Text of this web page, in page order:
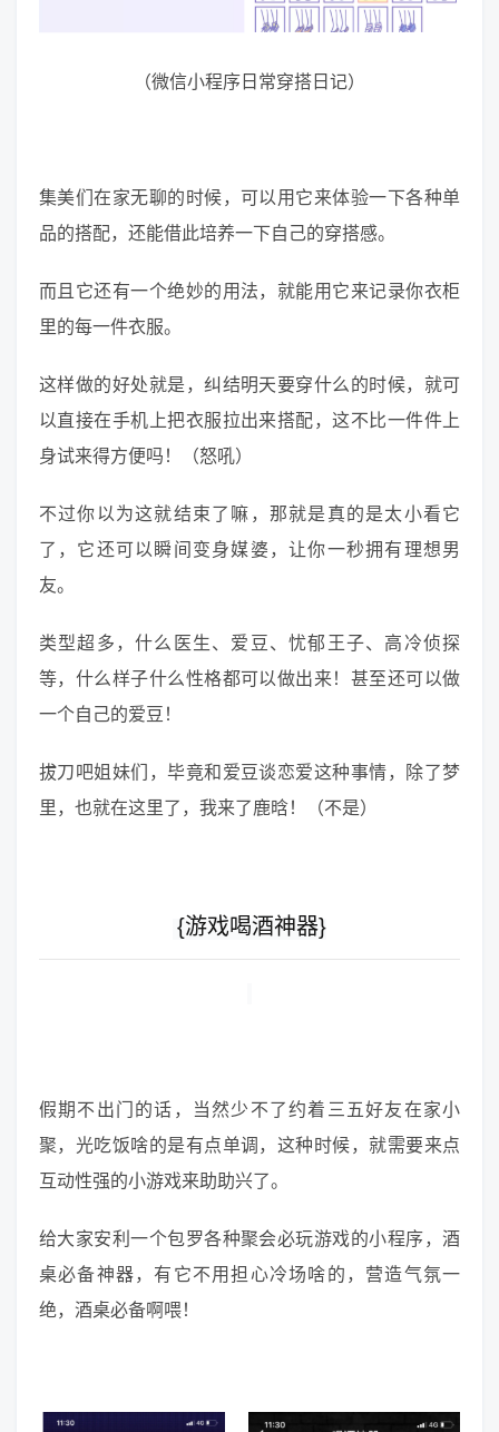
（微信小程序日常穿搭日记）
集美们在家无聊的时候，可以用它来体验一下各种单
品的搭配，还能借此培养一下自己的穿搭感。
而且它还有一个绝妙的用法，就能用它来记录你衣柜
里的每一件衣服。
这样做的好处就是，纠结明天要穿什么的时候，就可
以直接在手机上把衣服拉出来搭配，这不比一件件上
身试来得方便吗！（怒吼）
不过你以为这就结束了嘛，那就是真的是太小看它
了，它还可以瞬间变身媒婆，让你一秒拥有理想男
友。
类型超多，什么医生、爱豆、忧郁王子、高冷侦探
等，什么样子什么性格都可以做出来！甚至还可以做
一个自己的爱豆！
拔刀吧姐妹们，毕竟和爱豆谈恋爱这种事情，除了梦
里，也就在这里了，我来了鹿晗！（不是）
{游戏喝酒神器}
假期不出门的话，当然少不了约着三五好友在家小
聚，光吃饭啥的是有点单调，这种时候，就需要来点
互动性强的小游戏来助助兴了。
给大家安利一个包罗各种聚会必玩游戏的小程序，酒
桌必备神器，有它不用担心冷场啥的，营造气氛一
绝，酒桌必备啊喂！